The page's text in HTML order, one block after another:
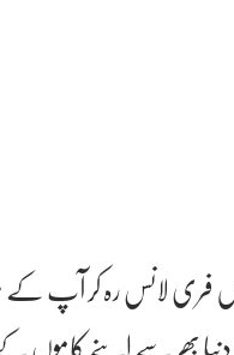
میں فری لانس رہ کر آپ